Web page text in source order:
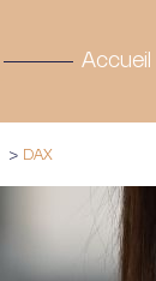
Accueil
DAX